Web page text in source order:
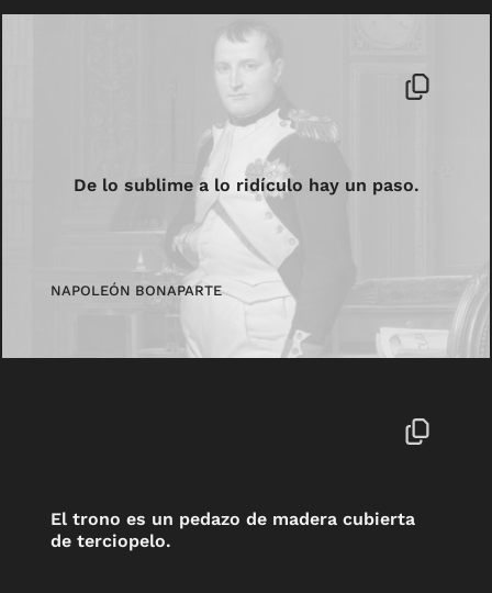
De lo sublime a lo ridículo hay un paso.
NAPOLEÓN BONAPARTE
El trono es un pedazo de madera cubierta
de terciopelo.